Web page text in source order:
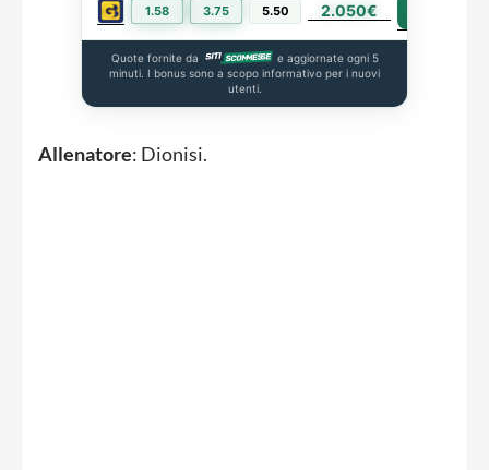
1.58 3.75 5.50 2.050€
Quote fornite da
e aggiornate ogni 5
minuti. I bonus sono a scopo informativo per i nuovi
utenti.
Allenatore: Dionisi.